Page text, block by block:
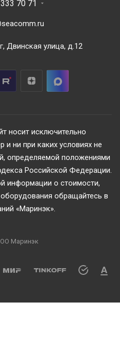
70 71
Двинская улица, д.12
носит исключительно
и ни при каких условиях не
определяемой положениями
Российской Федерации.
информации о стоимости,
оборудования обращайтесь в
«Маринэк».
Маринэк